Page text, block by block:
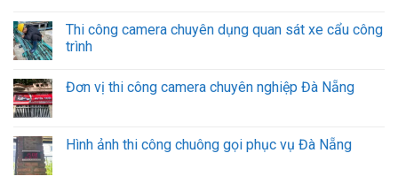
Đà
Nẵng
vị
thi
tầng
Khu
Thi công camera chuyên dụng quan sát xe cẩu công
trình
Đơn vị thi công camera chuyên nghiệp Đà Nẵng
Hình ảnh thi công chuông gọi phục vụ Đà Nẵng